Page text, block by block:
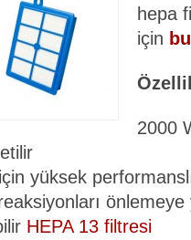
hepa
için
2000
yüksek
önlemeye
HEPA 13 filtresi